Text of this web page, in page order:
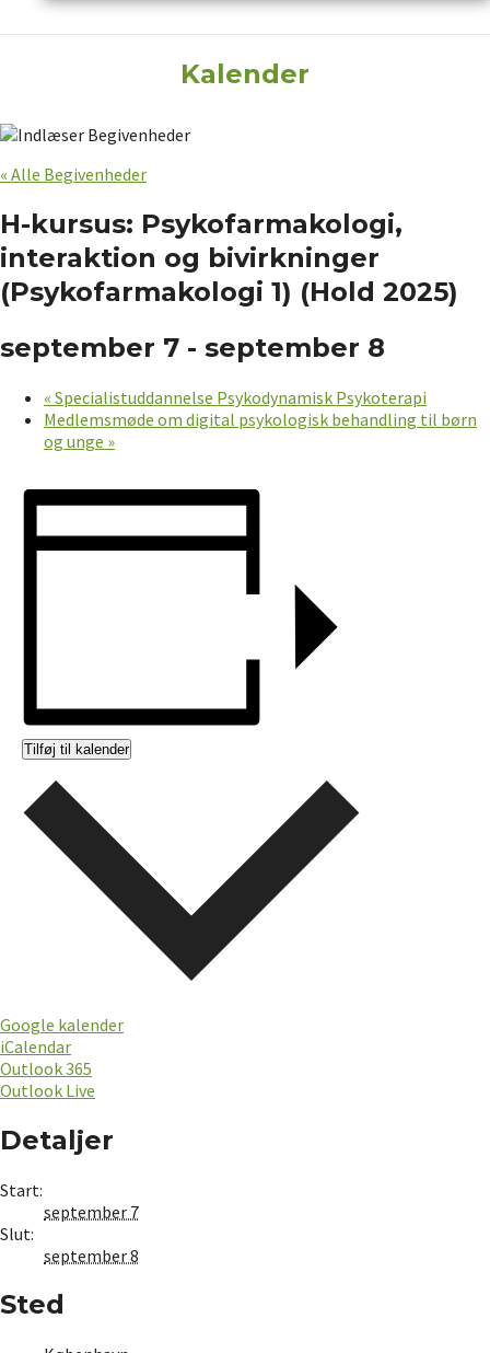
Kalender
« Alle Begivenheder
H-kursus: Psykofarmakologi,
interaktion og bivirkninger
(Psykofarmakologi 1) (Hold 2025)
september 7 - september 8
« Specialistuddannelse Psykodynamisk Psykoterapi
Medlemsmøde om digital psykologisk behandling til børn
og unge »
Tilføj til kalender
Google kalender
iCalendar
Outlook 365
Outlook Live
Detaljer
Start:
september 7
Slut:
september 8
Sted